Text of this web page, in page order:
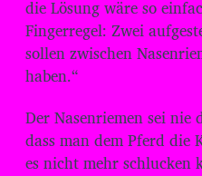
die Lösung wäre so
Fingerregel: Zwei
sollen zwischen
haben.“
Der Nasenriemen sei nie
dass man dem Pferd die
es nicht mehr schlucken